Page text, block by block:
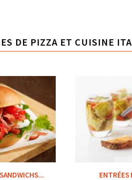
DE PIZZA ET CUISINE
ENTRÉES